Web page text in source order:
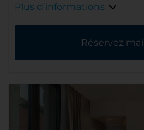
Plus d’informations
Réservez